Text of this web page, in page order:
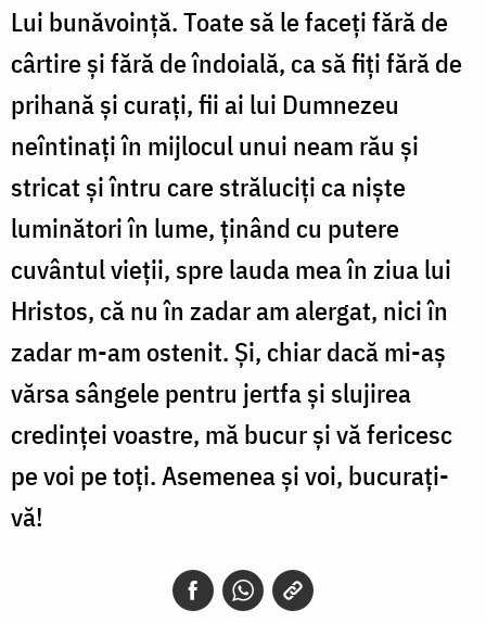
Lui bunăvoință. Toate să le faceți fără de
cârtire și fără de îndoială, ca să fiți fără de
prihană și curați, fii ai lui Dumnezeu
neîntinați în mijlocul unui neam rău și
stricat și întru care străluciți ca niște
luminători în lume, ținând cu putere
cuvântul vieții, spre lauda mea în ziua lui
Hristos, că nu în zadar am alergat, nici în
zadar m-am ostenit. Și, chiar dacă mi-aș
vărsa sângele pentru jertfa și slujirea
credinței voastre, mă bucur și vă fericesc
pe voi pe toți. Asemenea și voi, bucurați-
vă!